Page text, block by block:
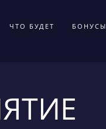
ЧТО БУДЕТ БОНУСЫ